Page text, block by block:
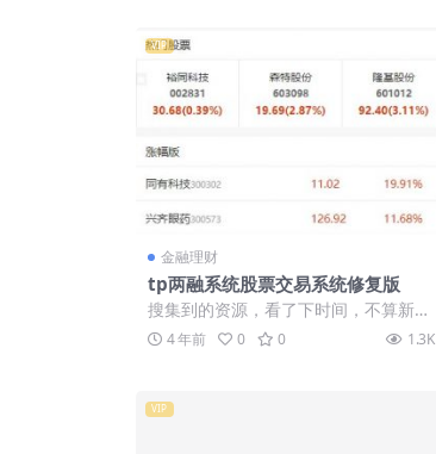
VIP
金融理财
tp两融系统股票交易系统修复版
搜集到的资源，看了下时间，不算新
了。看不出来这个算什么，这不是以前
的两融，但他也...
4 年前 0 0 1.3K
VIP